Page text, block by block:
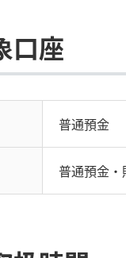
口座
普通預金
普通預金